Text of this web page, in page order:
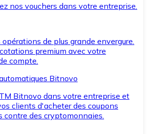
nos vouchers dans votre entreprise.
de plus grande envergure.
premium avec votre
compte.
Bitnovo
Bitnovo dans votre entreprise et
clients d'acheter des coupons
contre des cryptomonnaies.